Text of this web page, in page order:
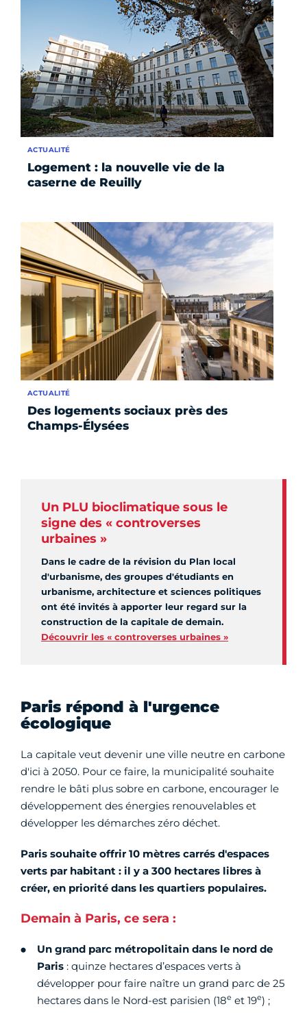
Logement : la nouvelle vie de la
caserne de Reuilly
ACTUALITÉ
Des logements sociaux près des
Champs-Élysées
ACTUALITÉ
Un PLU bioclimatique sous le
signe des « controverses
urbaines »
Dans le cadre de la révision du Plan local
d'urbanisme, des groupes d'étudiants en
urbanisme, architecture et sciences politiques
ont été invités à apporter leur regard sur la
construction de la capitale de demain.
Découvrir les « controverses urbaines »
Paris répond à l'urgence
écologique
La capitale veut devenir une ville neutre en carbone
d'ici à 2050. Pour ce faire, la municipalité souhaite
rendre le bâti plus sobre en carbone, encourager le
développement des énergies renouvelables et
développer les démarches zéro déchet.
Paris souhaite offrir 10 mètres carrés d'espaces
verts par habitant : il y a 300 hectares libres à
créer, en priorité dans les quartiers populaires.
Demain à Paris, ce sera :
Un grand parc métropolitain dans le nord de
Paris : quinze hectares d’espaces verts à
développer pour faire naître un grand parc de 25
hectares dans le Nord-est parisien (18e et 19e) ;